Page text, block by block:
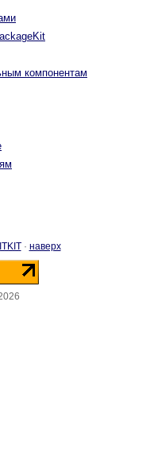
компонентам
· наверх